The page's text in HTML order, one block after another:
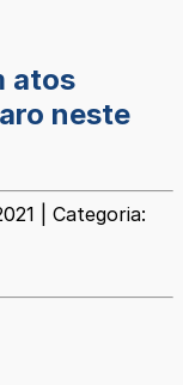
atos
neste
| Categoria: